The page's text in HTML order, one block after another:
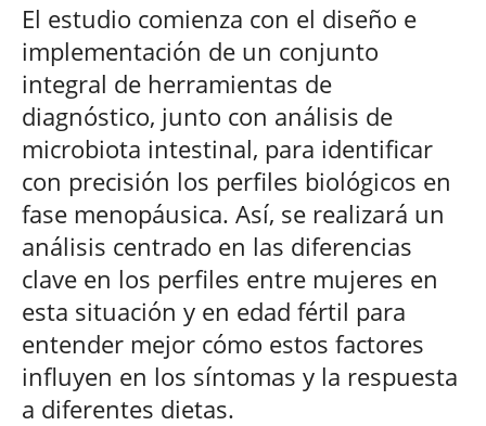
El estudio comienza con el diseño e
implementación de un conjunto
integral de herramientas de
diagnóstico, junto con análisis de
microbiota intestinal, para identificar
con precisión los perfiles biológicos en
fase menopáusica. Así, se realizará un
análisis centrado en las diferencias
clave en los perfiles entre mujeres en
esta situación y en edad fértil para
entender mejor cómo estos factores
influyen en los síntomas y la respuesta
a diferentes dietas.